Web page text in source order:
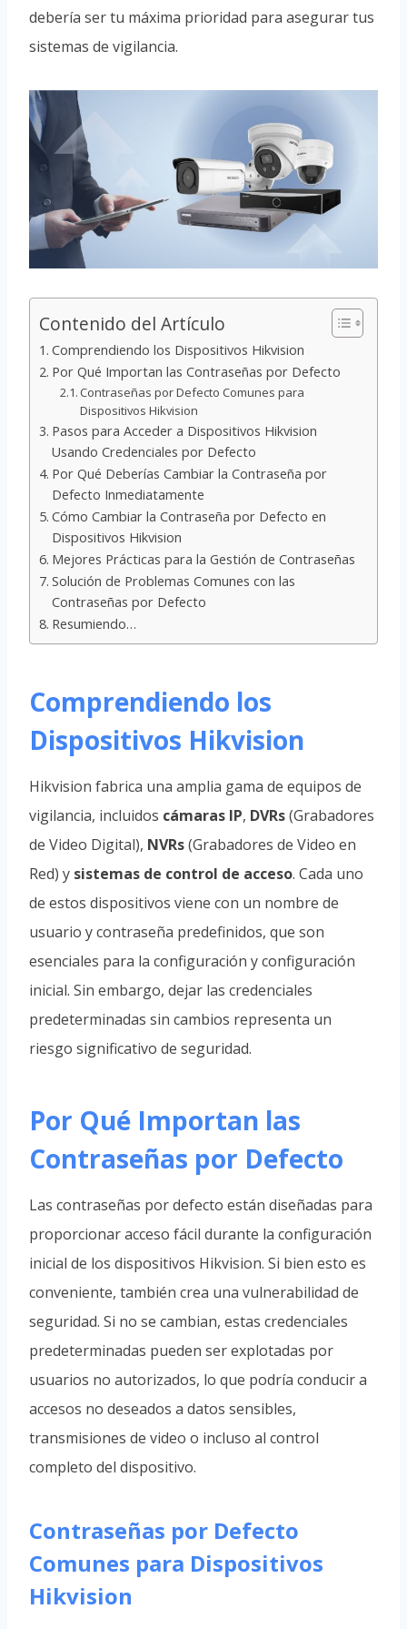
debería ser tu máxima prioridad para asegurar tus
sistemas de vigilancia.
Contenido del Artículo
Comprendiendo los Dispositivos Hikvision
Por Qué Importan las Contraseñas por Defecto
Contraseñas por Defecto Comunes para
Dispositivos Hikvision
Pasos para Acceder a Dispositivos Hikvision
Usando Credenciales por Defecto
Por Qué Deberías Cambiar la Contraseña por
Defecto Inmediatamente
Cómo Cambiar la Contraseña por Defecto en
Dispositivos Hikvision
Mejores Prácticas para la Gestión de Contraseñas
Solución de Problemas Comunes con las
Contraseñas por Defecto
Resumiendo…
Comprendiendo los
Dispositivos Hikvision
Hikvision fabrica una amplia gama de equipos de
vigilancia, incluidos cámaras IP, DVRs(Grabadores
de Video Digital), NVRs(Grabadores de Video en
Red) y sistemas de control de acceso. Cada uno
de estos dispositivos viene con un nombre de
usuario y contraseña predefinidos, que son
esenciales para la configuración y configuración
inicial. Sin embargo, dejar las credenciales
predeterminadas sin cambios representa un
riesgo significativo de seguridad.
Por Qué Importan las
Contraseñas por Defecto
Las contraseñas por defecto están diseñadas para
proporcionar acceso fácil durante la configuración
inicial de los dispositivos Hikvision. Si bien esto es
conveniente, también crea una vulnerabilidad de
seguridad. Si no se cambian, estas credenciales
predeterminadas pueden ser explotadas por
usuarios no autorizados, lo que podría conducir a
accesos no deseados a datos sensibles,
transmisiones de video o incluso al control
completo del dispositivo.
Contraseñas por Defecto
Comunes para Dispositivos
Hikvision